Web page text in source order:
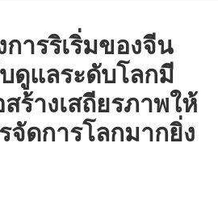
ารริเริ่มของจีน
ดูแลระดับโลกมี
ร้างเสถียรภาพให้
จัดการโลกมากยิ่ง